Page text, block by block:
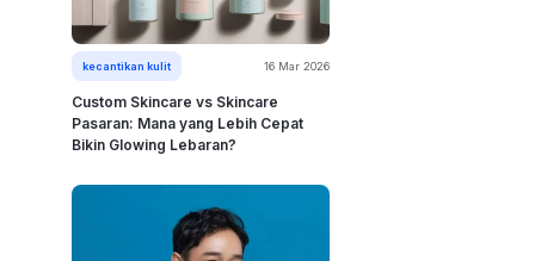
kecantikan kulit 16 Mar 2026
Custom Skincare vs Skincare
Pasaran: Mana yang Lebih Cepat
Bikin Glowing Lebaran?